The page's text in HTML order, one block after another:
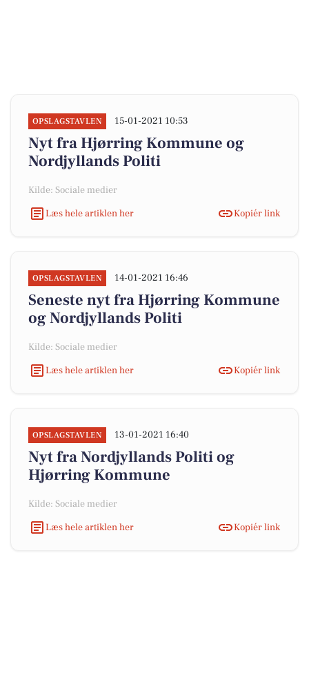
OPSLAGSTAVLEN 15-01-2021 10:53
Nyt fra Hjørring Kommune og
Nordjyllands Politi
Kilde: Sociale medier
Læs hele artiklen her
Kopiér link
OPSLAGSTAVLEN 14-01-2021 16:46
Seneste nyt fra Hjørring Kommune
og Nordjyllands Politi
Kilde: Sociale medier
Læs hele artiklen her
Kopiér link
OPSLAGSTAVLEN 13-01-2021 16:40
Nyt fra Nordjyllands Politi og
Hjørring Kommune
Kilde: Sociale medier
Læs hele artiklen her
Kopiér link